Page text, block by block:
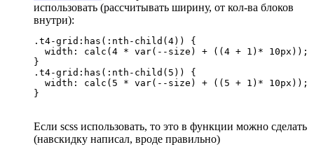
использовать (рассчитывать ширину, от кол-ва блоков
внутри):
.t4-grid:has(:nth-child(4)) {
  width: calc(4 * var(--size) + ((4 + 1)* 10px));
}
.t4-grid:has(:nth-child(5)) {
  width: calc(5 * var(--size) + ((5 + 1)* 10px));
}
Если scss использовать, то это в функции можно сделать
(навскидку написал, вроде правильно)